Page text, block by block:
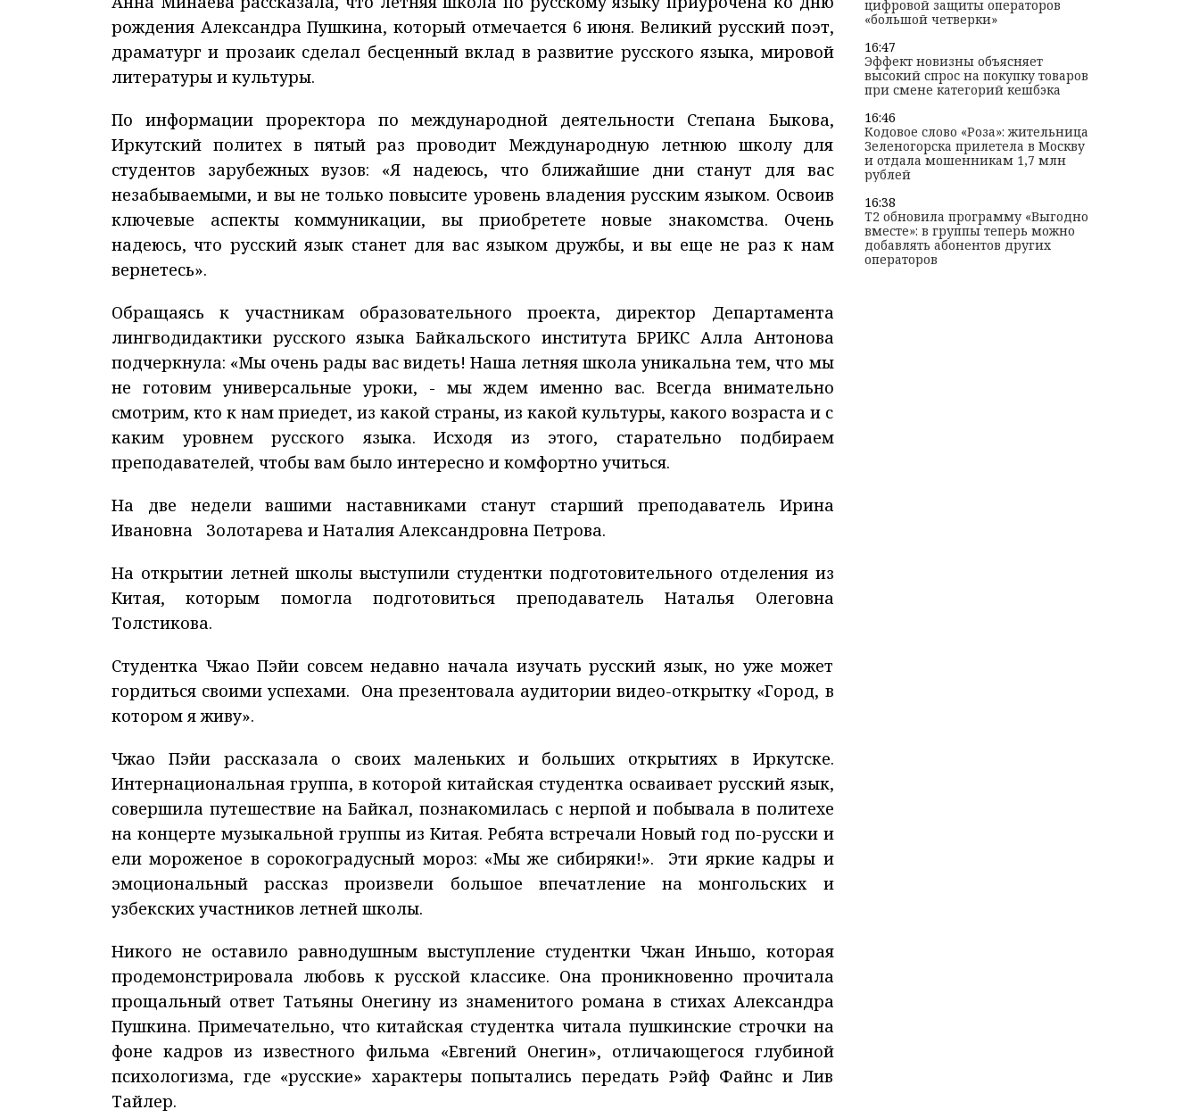
рождения Александра Пушкина, который отмечается 6 июня. Великий русский поэт,
драматург и прозаик сделал бесценный вклад в развитие русского языка, мировой
литературы и культуры.
По информации проректора по международной деятельности Степана Быкова,
Иркутский политех в пятый раз проводит Международную летнюю школу для
студентов зарубежных вузов: «Я надеюсь, что ближайшие дни станут для вас
незабываемыми, и вы не только повысите уровень владения русским языком. Освоив
ключевые аспекты коммуникации, вы приобретете новые знакомства. Очень
надеюсь, что русский язык станет для вас языком дружбы, и вы еще не раз к нам
вернетесь».
Обращаясь к участникам образовательного проекта, директор Департамента
лингводидактики русского языка Байкальского института БРИКС Алла Антонова
подчеркнула: «Мы очень рады вас видеть! Наша летняя школа уникальна тем, что мы
не готовим универсальные уроки, - мы ждем именно вас. Всегда внимательно
смотрим, кто к нам приедет, из какой страны, из какой культуры, какого возраста и с
каким уровнем русского языка. Исходя из этого, старательно подбираем
преподавателей, чтобы вам было интересно и комфортно учиться.
На две недели вашими наставниками станут старший преподаватель Ирина
Ивановна Золотарева и Наталия Александровна Петрова.
На открытии летней школы выступили студентки подготовительного отделения из
Китая, которым помогла подготовиться преподаватель Наталья Олеговна
Толстикова.
Студентка Чжао Пэйи совсем недавно начала изучать русский язык, но уже может
гордиться своими успехами. Она презентовала аудитории видео-открытку «Город, в
котором я живу».
Чжао Пэйи рассказала о своих маленьких и больших открытиях в Иркутске.
Интернациональная группа, в которой китайская студентка осваивает русский язык,
совершила путешествие на Байкал, познакомилась с нерпой и побывала в политехе
на концерте музыкальной группы из Китая. Ребята встречали Новый год по-русски и
ели мороженое в сорокоградусный мороз: «Мы же сибиряки!». Эти яркие кадры и
эмоциональный рассказ произвели большое впечатление на монгольских и
узбекских участников летней школы.
Никого не оставило равнодушным выступление студентки Чжан Иньшо, которая
продемонстрировала любовь к русской классике. Она проникновенно прочитала
прощальный ответ Татьяны Онегину из знаменитого романа в стихах Александра
Пушкина. Примечательно, что китайская студентка читала пушкинские строчки на
фоне кадров из известного фильма «Евгений Онегин», отличающегося глубиной
психологизма, где «русские» характеры попытались передать Рэйф Файнс и Лив
Тайлер.
цифровой защиты операторов
«большой четверки»
16:47
Эффект новизны объясняет
высокий спрос на покупку товаров
при смене категорий кешбэка
16:46
Кодовое слово «Роза»: жительница
Зеленогорска прилетела в Москву
и отдала мошенникам 1,7 млн
рублей
16:38
T2 обновила программу «Выгодно
вместе»: в группы теперь можно
добавлять абонентов других
операторов